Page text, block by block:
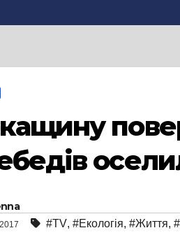
#TV, #Екологія, #Життя,